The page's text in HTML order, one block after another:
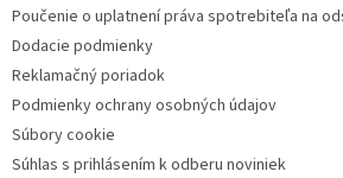
Poučenie o uplatnení práva spotrebiteľa na
Dodacie podmienky
Reklamačný poriadok
Podmienky ochrany osobných údajov
Súbory cookie
Súhlas s prihlásením k odberu noviniek